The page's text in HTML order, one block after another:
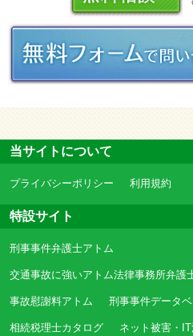
当サイトについて
プライバシーポリシー 利用規約
特設サイト
刑事事件弁護士アトム
交通事故に強いアトム法律事務所弁護
事故慰謝料アトム 刑事事件データ
相続税理士カタログ ネット被害・